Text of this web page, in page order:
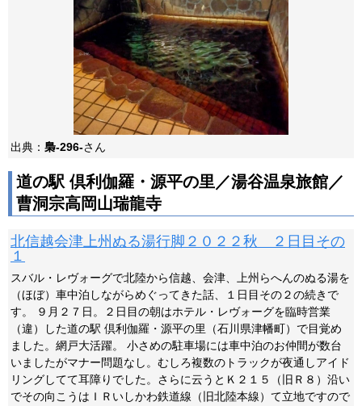
出典： 梟-296-さん
道の駅 倶利伽羅・源平の里／湯谷温泉旅館／
曹洞宗高岡山瑞龍寺
北信越会津上州ぬる湯行脚２０２２秋 ２日目その
１
スバル・レヴォーグで北陸から信越、会津、上州らへんのぬる湯を
（ほぼ）車中泊しながらめぐってきた話、１日目その２の続きで
す。 ９月２７日。２日目の朝はホテル・レヴォーグを臨時営業
（違）した道の駅 倶利伽羅・源平の里（石川県津幡町）で目覚め
ました。網戸大活躍。 小さめの駐車場には車中泊のお仲間が数台
いましたがマナー問題なし。むしろ複数のトラックが夜通しアイド
リングしてて耳障りでした。さらに云うとＫ２１５（旧Ｒ８）沿い
でその向こうはＩＲいしかわ鉄道線（旧北陸本線）て立地ですので